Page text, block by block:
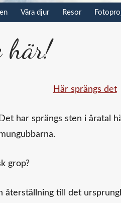
Våra djur Resor
här!
har sprängs sten i åratal
grop?
återställning till det